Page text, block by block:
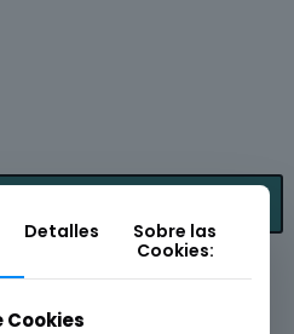
Detalles
Sobre las
Cookies: